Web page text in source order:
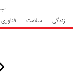
زندگی
سلامت فناوری